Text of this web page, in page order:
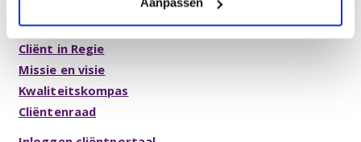
Over Archipel
Cliënt in Regie
Missie en visie
Kwaliteitskompas
Cliëntenraad